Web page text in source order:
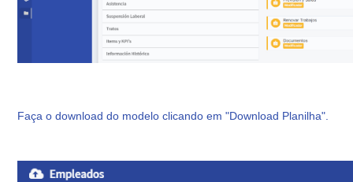
Faça o download do modelo clicando em "Download Planilha".